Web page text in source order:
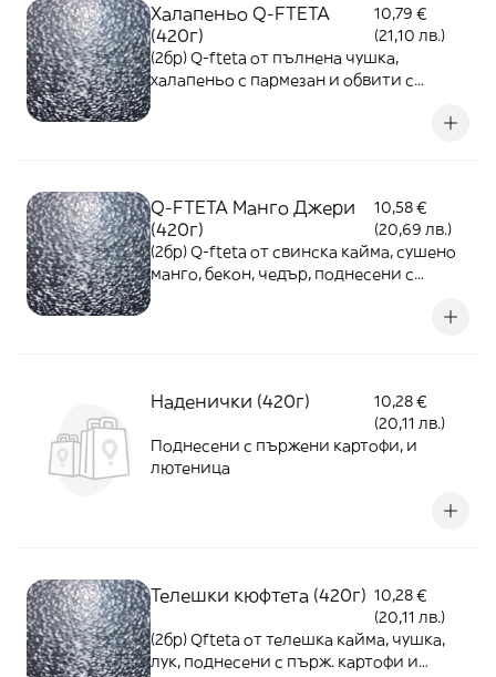
Халапеньо Q-FTETA
(420г)
10,79 €
(21,10 лв.)
(2бр) Q-fteta от пълнена чушка,
халапеньо с пармезан и обвити с
Q-FTETA Mанго Джери
(420г)
10,58 €
(20,69 лв.)
(2бр) Q-fteta от свинска кайма, сушено
манго, бекон, чедър, поднесени с
Наденички (420г)
10,28 €
(20,11 лв.)
Поднесени с пържени картофи, и
лютеница
Телешки кюфтета (420г) 10,28 €
(20,11 лв.)
(2бр) Qfteta от телешка кайма, чушка,
лук, поднесени с пърж. картофи и